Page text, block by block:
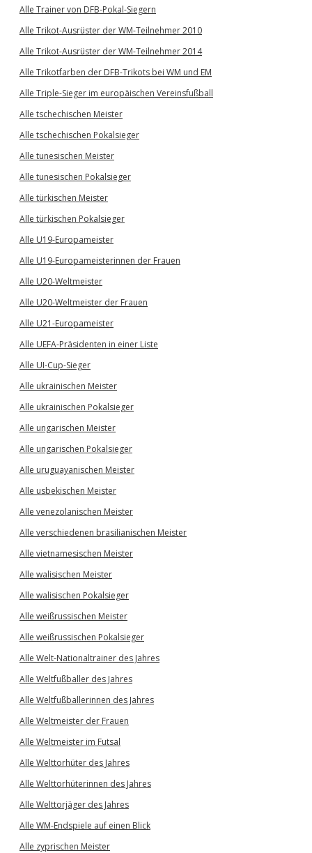
Alle Trainer von DFB-Pokal-Siegern
Alle Trikot-Ausrüster der WM-Teilnehmer 2010
Alle Trikot-Ausrüster der WM-Teilnehmer 2014
Alle Trikotfarben der DFB-Trikots bei WM und EM
Alle Triple-Sieger im europäischen Vereinsfußball
Alle tschechischen Meister
Alle tschechischen Pokalsieger
Alle tunesischen Meister
Alle tunesischen Pokalsieger
Alle türkischen Meister
Alle türkischen Pokalsieger
Alle U19-Europameister
Alle U19-Europameisterinnen der Frauen
Alle U20-Weltmeister
Alle U20-Weltmeister der Frauen
Alle U21-Europameister
Alle UEFA-Präsidenten in einer Liste
Alle UI-Cup-Sieger
Alle ukrainischen Meister
Alle ukrainischen Pokalsieger
Alle ungarischen Meister
Alle ungarischen Pokalsieger
Alle uruguayanischen Meister
Alle usbekischen Meister
Alle venezolanischen Meister
Alle verschiedenen brasilianischen Meister
Alle vietnamesischen Meister
Alle walisischen Meister
Alle walisischen Pokalsieger
Alle weißrussischen Meister
Alle weißrussischen Pokalsieger
Alle Welt-Nationaltrainer des Jahres
Alle Weltfußballer des Jahres
Alle Weltfußballerinnen des Jahres
Alle Weltmeister der Frauen
Alle Weltmeister im Futsal
Alle Welttorhüter des Jahres
Alle Welttorhüterinnen des Jahres
Alle Welttorjäger des Jahres
Alle WM-Endspiele auf einen Blick
Alle zyprischen Meister